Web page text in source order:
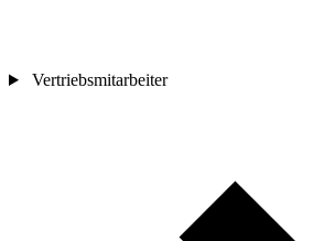
Vertriebsmitarbeiter